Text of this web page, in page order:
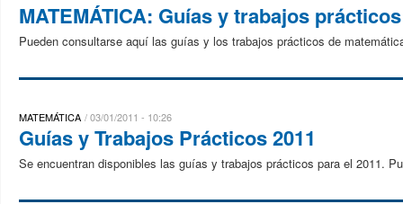
MATEMÁTICA: Guías y trabajos prácticos
Pueden consultarse aquí las guías y los trabajos prácticos de
MATEMÁTICA 03/01/2011 - 10:26
Guías y Trabajos Prácticos 2011
Se encuentran disponibles las guías y trabajos prácticos para el 2011.